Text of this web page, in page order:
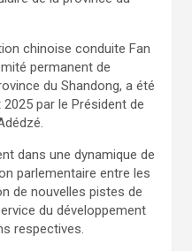
chinoise conduite Fan
permanent de
du Shandong, a été
par le Président de
dans une dynamique de
parlementaire entre les
de nouvelles pistes de
du développement
respectives.